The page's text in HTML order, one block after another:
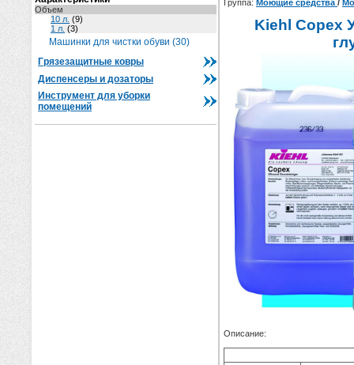
Объем
10 л. (9)
1 л. (3)
Машинки для чистки обуви (30)
Грязезащитные ковры
Диспенсеры и дозаторы
Инструмент для уборки
помещений
Группа: Моющие средства /
Kiehl Copex
Описание: